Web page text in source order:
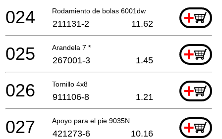
Rodamiento de bolas 6001dw +
024 211131-2 11.62
Arandela 7 * +
025 267001-3 1.45
Tornillo 4x8 +
026 911106-8 1.21
Apoyo para el pie 9035N +
027 421273-6 10.16